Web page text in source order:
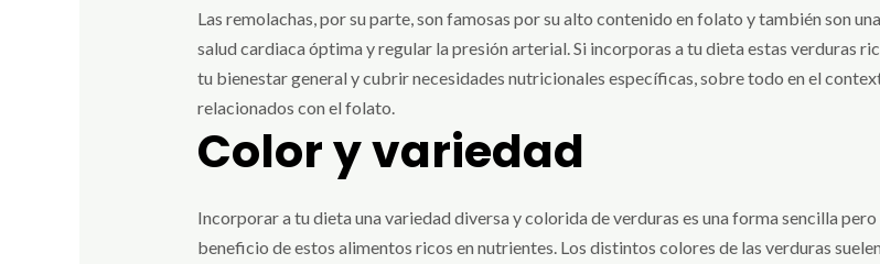
Las remolachas, por su parte, son famosas por su alto contenido en folato y también son
salud cardiaca óptima y regular la presión arterial. Si incorporas a tu dieta estas verduras
tu bienestar general y cubrir necesidades nutricionales específicas, sobre todo en el
relacionados con el folato.
Color y variedad
Incorporar a tu dieta una variedad diversa y colorida de verduras es una forma sencilla
beneficio de estos alimentos ricos en nutrientes. Los distintos colores de las verduras